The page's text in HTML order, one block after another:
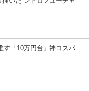
す「10万円台」神コスパ